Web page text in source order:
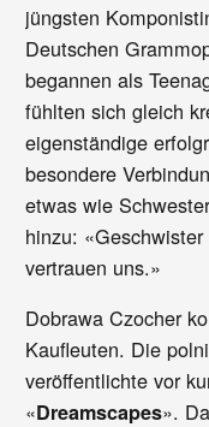
jüngsten
Deutschen
begannen als
fühlten sich gleich
eigenständige
besondere
etwas wie
hinzu:
vertrauen uns.»
Dobrawa Czocher
Kaufleuten. Die
veröffentlichte vor
«Dreamscapes».